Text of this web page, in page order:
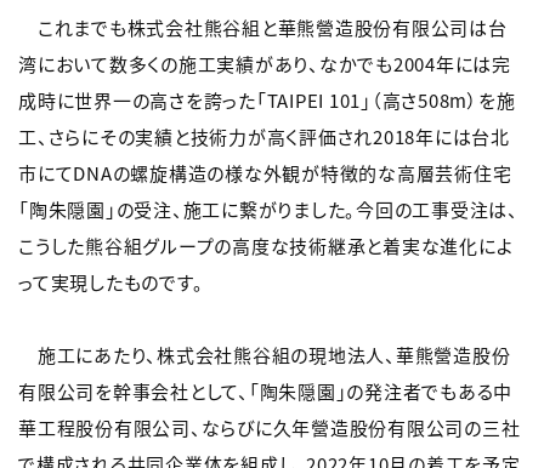
これまでも株式会社熊谷組と華熊營造股份有限公司は台
湾において数多くの施工実績があり、なかでも2004年には完
成時に世界一の高さを誇った「TAIPEI 101」（高さ508m）を施
工、さらにその実績と技術力が高く評価され2018年には台北
市にてDNAの螺旋構造の様な外観が特徴的な高層芸術住宅
「陶朱隠園」の受注、施工に繋がりました。今回の工事受注は、
こうした熊谷組グループの高度な技術継承と着実な進化によ
って実現したものです。
施工にあたり、株式会社熊谷組の現地法人、華熊營造股份
有限公司を幹事会社として、「陶朱隠園」の発注者でもある中
華工程股份有限公司、ならびに久年營造股份有限公司の三社